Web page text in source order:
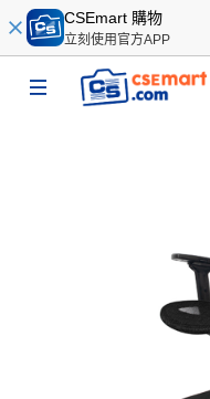
CSEmart 購物
立刻使用官方APP